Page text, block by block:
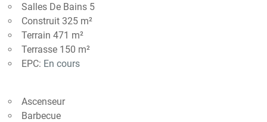
Salles De Bains 5
Construit 325 m²
Terrain 471 m²
Terrasse 150 m²
EPC: En cours
Ascenseur
Barbecue